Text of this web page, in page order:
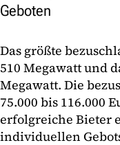
Geboten
Das größte
510 Megawatt und
Megawatt. Die
75.000 bis 116.000
erfolgreiche Bieter
individuellen